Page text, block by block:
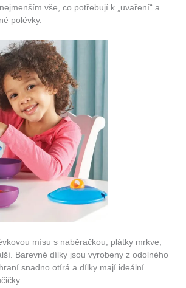
vše, co potřebují k „uvaření“ a
polévky.
mísu s naběračkou, plátky mrkve,
Barevné dílky jsou vyrobeny z odolného
snadno otírá a dílky mají ideální